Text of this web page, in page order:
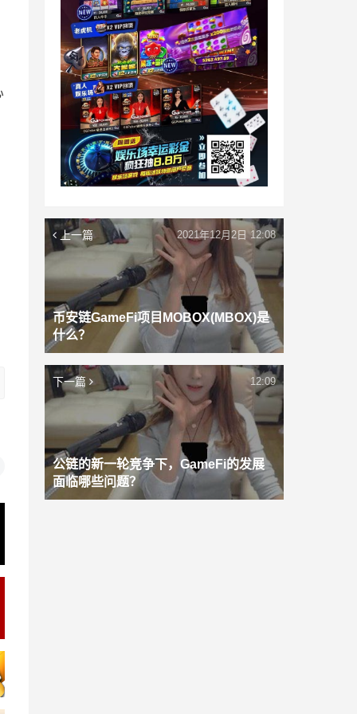
上一篇
币安链GameFi项目MOBOX(MBOX)是
什么？
2021年12月2日 12:08
下一篇
公链的新一轮竞争下，GameFi的发展
面临哪些问题？
12:09